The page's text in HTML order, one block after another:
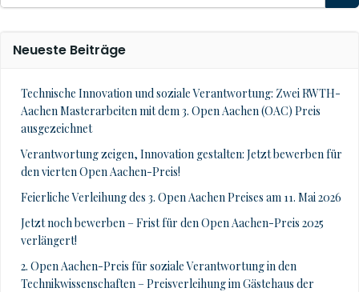
for:
Neueste Beiträge
Technische Innovation und soziale Verantwortung: Zwei RWTH-
Aachen Masterarbeiten mit dem 3. Open Aachen (OAC) Preis
ausgezeichnet
Verantwortung zeigen, Innovation gestalten: Jetzt bewerben für
den vierten Open Aachen-Preis!
Feierliche Verleihung des 3. Open Aachen Preises am 11. Mai 2026
Jetzt noch bewerben – Frist für den Open Aachen-Preis 2025
verlängert!
2. Open Aachen-Preis für soziale Verantwortung in den
Technikwissenschaften – Preisverleihung im Gästehaus der